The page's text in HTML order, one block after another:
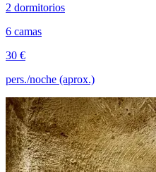
2 dormitorios
6 camas
30 €
pers./noche (aprox.)